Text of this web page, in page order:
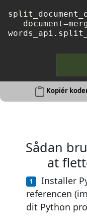
Kopiér
Sådan
at
Installer
referencen
dit Python